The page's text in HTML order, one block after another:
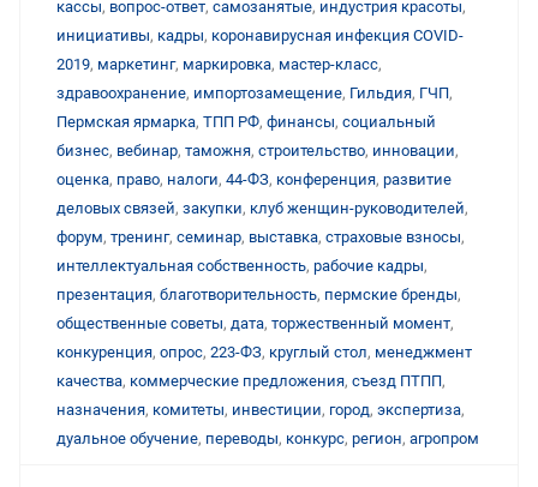
кассы, вопрос-ответ, самозанятые, индустрия красоты,
инициативы, кадры, коронавирусная инфекция COVID-
2019, маркетинг, маркировка, мастер-класс,
здравоохранение, импортозамещение, Гильдия, ГЧП,
Пермская ярмарка, ТПП РФ, финансы, социальный
бизнес, вебинар, таможня, строительство, инновации,
оценка, право, налоги, 44-ФЗ, конференция, развитие
деловых связей, закупки, клуб женщин-руководителей,
форум, тренинг, семинар, выставка, страховые взносы,
интеллектуальная собственность, рабочие кадры,
презентация, благотворительность, пермские бренды,
общественные советы, дата, торжественный момент,
конкуренция, опрос, 223-ФЗ, круглый стол, менеджмент
качества, коммерческие предложения, съезд ПТПП,
назначения, комитеты, инвестиции, город, экспертиза,
дуальное обучение, переводы, конкурс, регион, агропром